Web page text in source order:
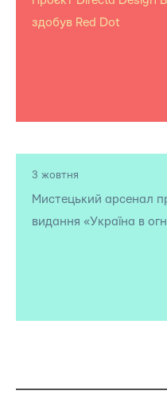
здобув Red Dot
3 жовтня
Мистецький арсенал
видання «Україна в